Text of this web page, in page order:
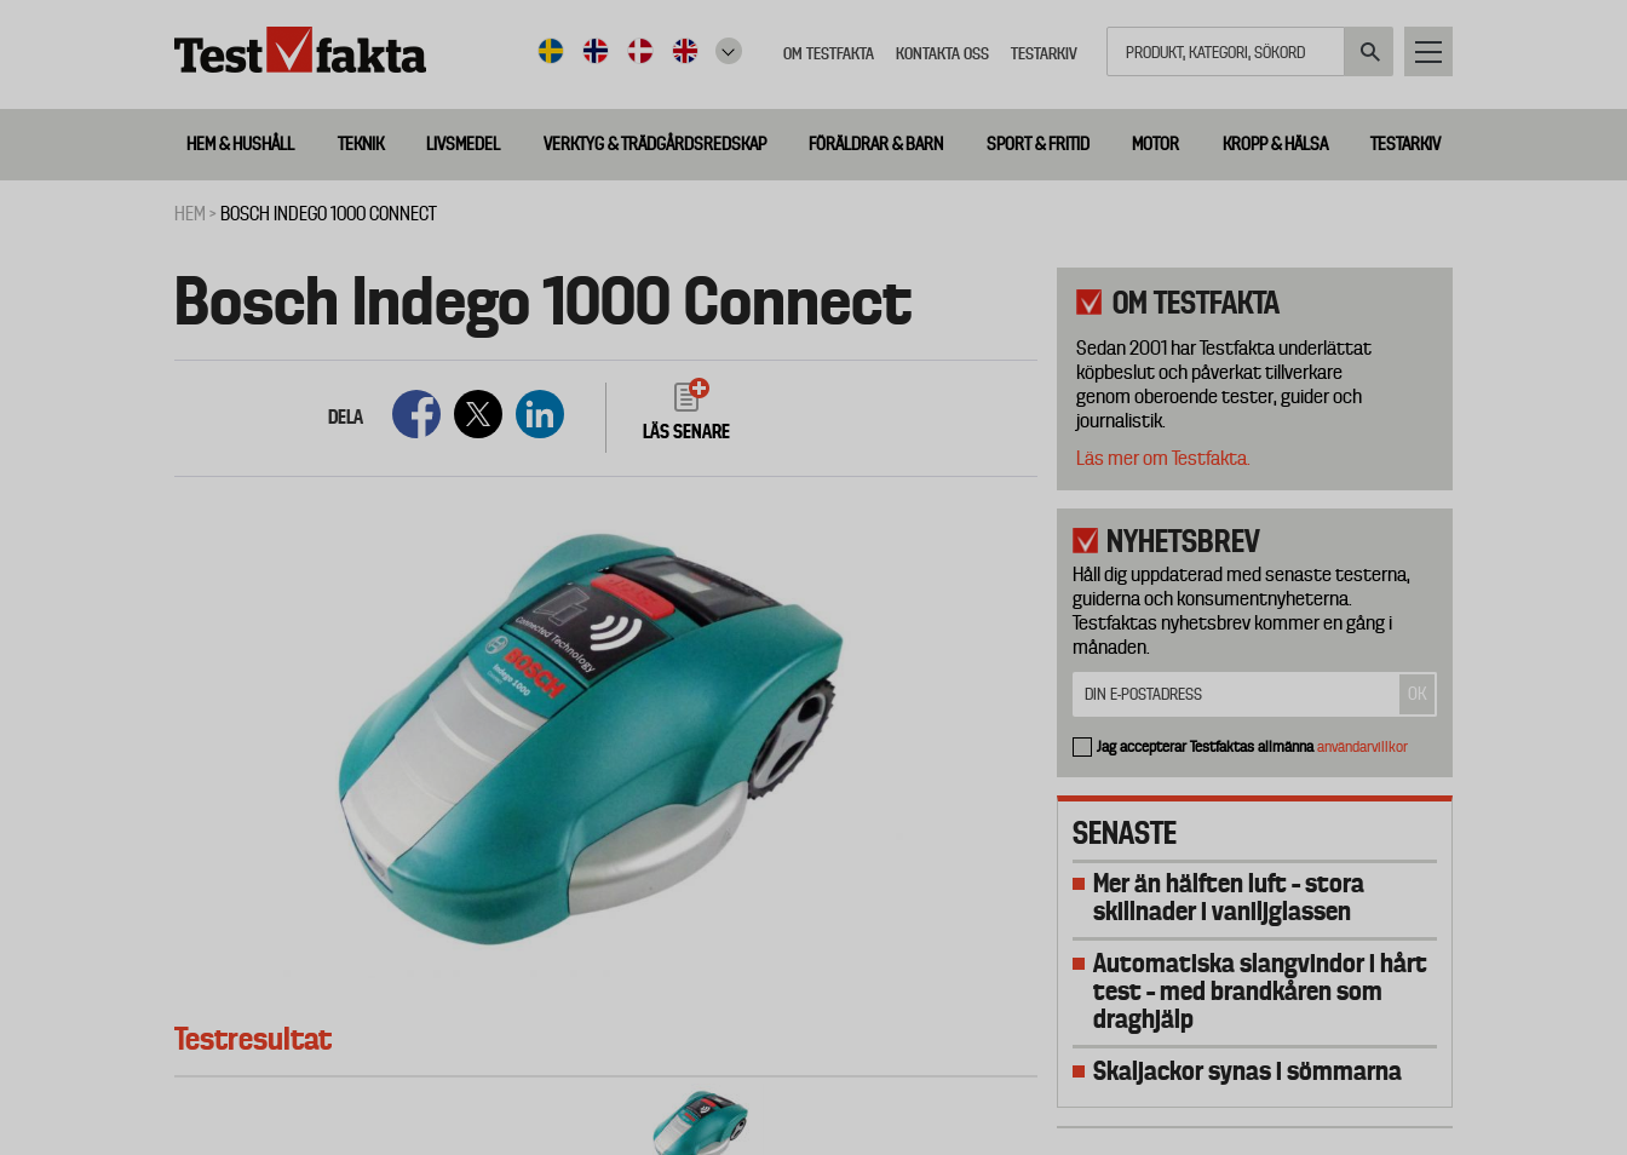
meny
OM TESTFAKTA KONTAKTA OSS TESTARKIV
Huvudmeny
ny
HEM & HUSHÅLL TEKNIK LIVSMEDEL VERKTYG & TRÄDGÅRDSREDSKAP FÖRÄLDRAR & BARN SPORT & FRITID MOTOR KROPP & HÄLSA TESTARKIV
HEM BOSCH INDEGO 1000 CONNECT
Bosch Indego 1000 Connect
DELA
LÄS SENARE
Testresultat
OM TESTFAKTA
Sedan 2001 har Testfakta underlättat
köpbeslut och påverkat tillverkare
genom oberoende tester, guider och
journalistik.
Läs mer om Testfakta.
NYHETSBREV
Håll dig uppdaterad med senaste testerna,
guiderna och konsumentnyheterna.
Testfaktas nyhetsbrev kommer en gång i
månaden.
Jag accepterar Testfaktas allmännaanvändarvillkor
SENASTE
Mer än hälften luft – stora
skillnader i vaniljglassen
Automatiska slangvindor i hårt
test – med brandkåren som
draghjälp
Skaljackor synas i sömmarna